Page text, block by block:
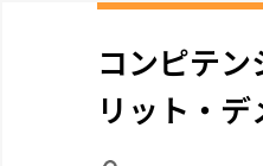
コンピテ
リット・